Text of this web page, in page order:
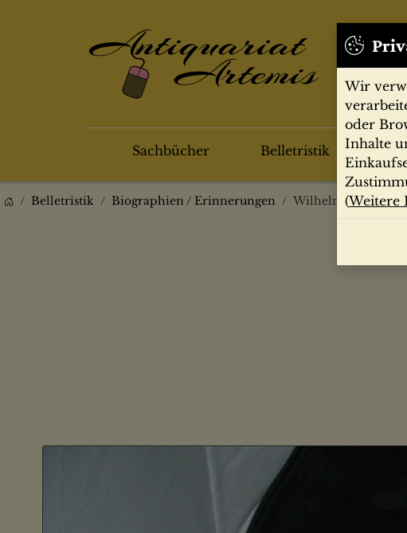
Wir
oder
Inhalte
(Weitere
Sachbücher Belletristik
Belletristik Biographien / Erinnerungen Wilhelm Raabe im